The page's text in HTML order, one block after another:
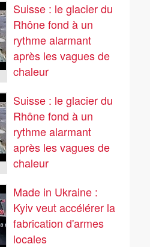
Suisse : le glacier du
Rhône fond à un
rythme alarmant
après les vagues de
chaleur
Suisse : le glacier du
Rhône fond à un
rythme alarmant
après les vagues de
chaleur
Made in Ukraine :
Kyiv veut accélérer la
fabrication d'armes
locales